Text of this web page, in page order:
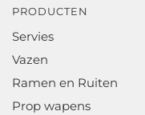
PRODUCTEN
Servies
Vazen
Ramen en Ruiten
Prop wapens